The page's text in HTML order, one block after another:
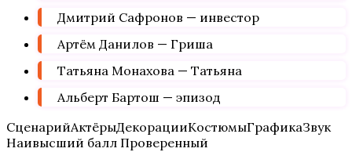
Дмитрий Сафронов — инвестор
Артём Данилов — Гриша
Татьяна Монахова — Татьяна
Альберт Бартош — эпизод
СценарийАктёрыДекорацииКостюмыГрафикаЗвук
Наивысший балл Проверенный